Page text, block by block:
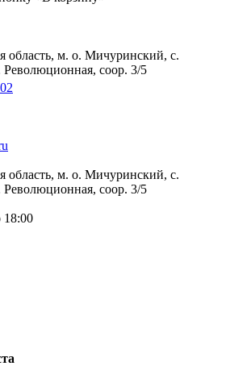
область, м. о. Мичуринский, с.
Революционная, соор. 3/5
область, м. о. Мичуринский, с.
Революционная, соор. 3/5
18:00